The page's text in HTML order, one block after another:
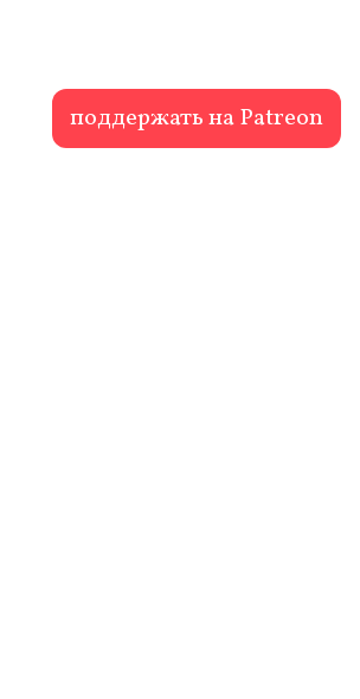
поддержать на Patreon